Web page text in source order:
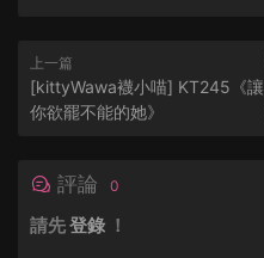
上一篇
[kittyWawa襪小喵] KT245《讓
你欲罷不能的她》
評論 0
請先登錄 ！